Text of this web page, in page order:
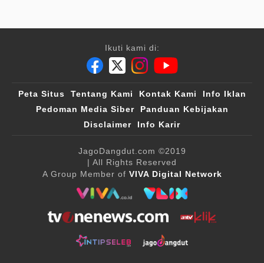
Ikuti kami di:
Peta Situs Tentang Kami Kontak Kami
Info Iklan
Pedoman Media Siber
Panduan Kebijakan
Disclaimer
Info Karir
JagoDangdut.com ©2019
| All Rights Reserved
A Group Member of VIVA Digital Network